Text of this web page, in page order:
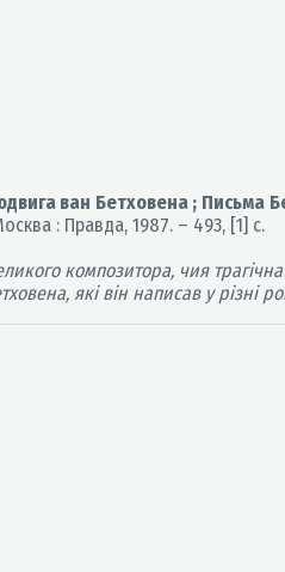
ван Бетховена ; Письма
: Правда, 1987. – 493, [1] с.
композитора, чия
які він написав у різні